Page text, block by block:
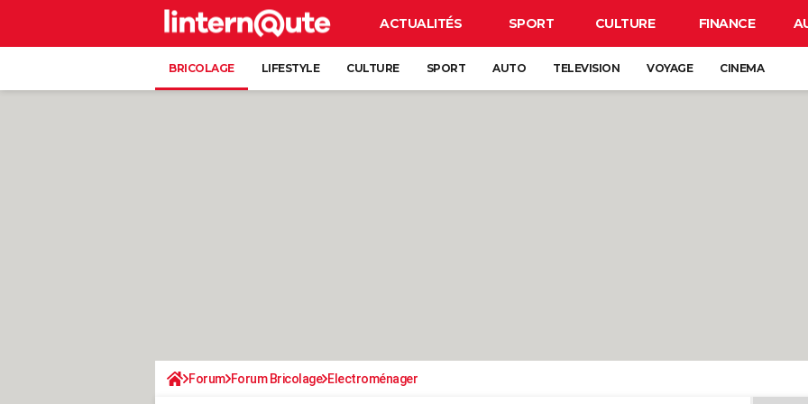
ACTUALITÉS SPORT CULTURE FINANCE
BRICOLAGE LIFESTYLE CULTURE SPORT AUTO TELEVISION VOYAGE CINEMA
Forum Forum Bricolage Electroménager